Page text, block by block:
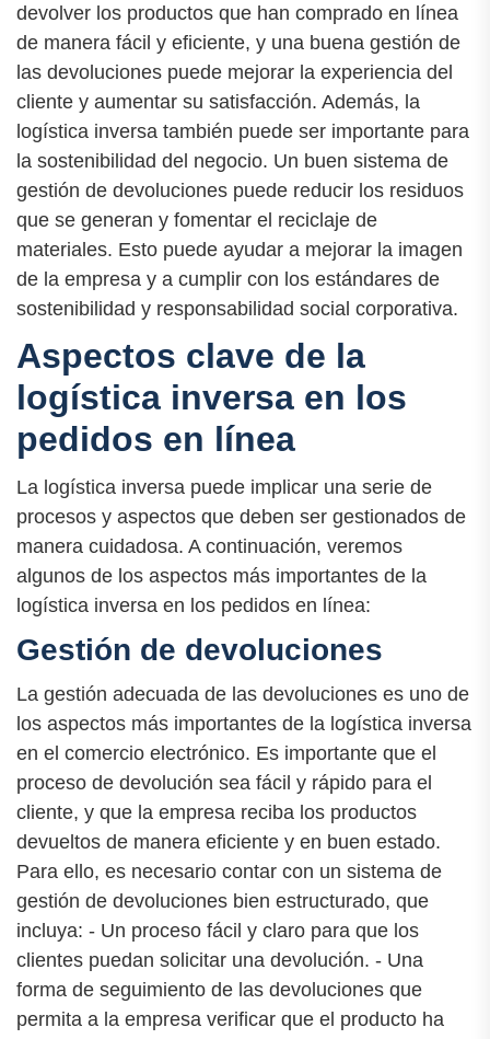
devolver los productos que han comprado en línea
de manera fácil y eficiente, y una buena gestión de
las devoluciones puede mejorar la experiencia del
cliente y aumentar su satisfacción. Además, la
logística inversa también puede ser importante para
la sostenibilidad del negocio. Un buen sistema de
gestión de devoluciones puede reducir los residuos
que se generan y fomentar el reciclaje de
materiales. Esto puede ayudar a mejorar la imagen
de la empresa y a cumplir con los estándares de
sostenibilidad y responsabilidad social corporativa.
Aspectos clave de la
logística inversa en los
pedidos en línea
La logística inversa puede implicar una serie de
procesos y aspectos que deben ser gestionados de
manera cuidadosa. A continuación, veremos
algunos de los aspectos más importantes de la
logística inversa en los pedidos en línea:
Gestión de devoluciones
La gestión adecuada de las devoluciones es uno de
los aspectos más importantes de la logística inversa
en el comercio electrónico. Es importante que el
proceso de devolución sea fácil y rápido para el
cliente, y que la empresa reciba los productos
devueltos de manera eficiente y en buen estado.
Para ello, es necesario contar con un sistema de
gestión de devoluciones bien estructurado, que
incluya: - Un proceso fácil y claro para que los
clientes puedan solicitar una devolución. - Una
forma de seguimiento de las devoluciones que
permita a la empresa verificar que el producto ha